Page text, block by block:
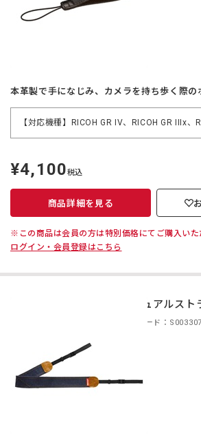
本革製で手になじみ、カメラを持ち歩く際の
【対応機種】RICOH GR IV、RICOH GR IIIx、
定
価
¥4,100税込
商品詳細を見る
※この商品は会員の方は特別価格にてご購入いた
ログイン・会員登録はこちら
カジュアルス
商品コード：